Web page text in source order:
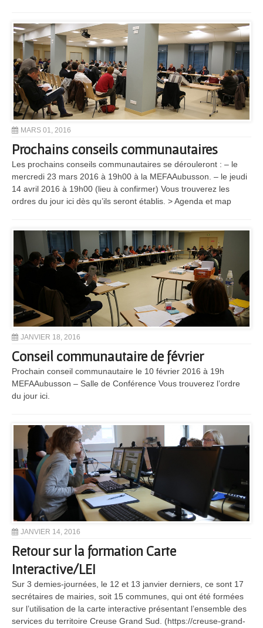
MARS 01, 2016
Prochains conseils communautaires
Les prochains conseils communautaires se dérouleront : – le
mercredi 23 mars 2016 à 19h00 à la MEFAAubusson. – le jeudi
14 avril 2016 à 19h00 (lieu à confirmer) Vous trouverez les
ordres du jour ici dès qu’ils seront établis. > Agenda et map
JANVIER 18, 2016
Conseil communautaire de février
Prochain conseil communautaire le 10 février 2016 à 19h
MEFAAubusson – Salle de Conférence Vous trouverez l’ordre
du jour ici.
JANVIER 14, 2016
Retour sur la formation Carte
Interactive/LEI
Sur 3 demies-journées, le 12 et 13 janvier derniers, ce sont 17
secrétaires de mairies, soit 15 communes, qui ont été formées
sur l’utilisation de la carte interactive présentant l’ensemble des
services du territoire Creuse Grand Sud. (https://creuse-grand-